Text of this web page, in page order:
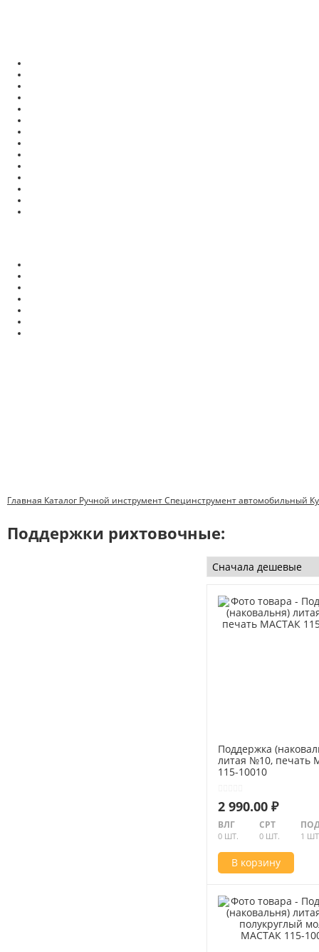
Главная Каталог Ручной инструментСпецинструмент автомобильный
Поддержки рихтовочные:
Поддержка
литая №10, печать
115-10010
2 990.00 ₽
ВЛГ
0 ШТ.
СРТ
0 ШТ. 1
В корзину